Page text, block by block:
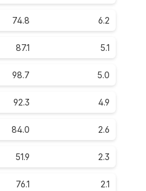
74.8 6.2
87.1 5.1
98.7 5.0
92.3 4.9
84.0 2.6
51.9 2.3
76.1 2.1